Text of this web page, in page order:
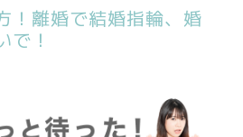
！離婚で結婚指輪、婚
で！